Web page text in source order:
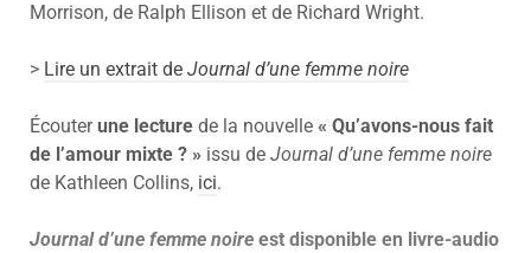
Morrison, de Ralph Ellison et de Richard Wright.
> Lire un extrait de Journal d’une femme noire
Écouterune lecture de la nouvelle « Qu’avons-nous fait
de l’amour mixte ? » issu de Journal d’une femme noire
de Kathleen Collins, ici.
Journal d’une femme noire est disponible en livre-audio